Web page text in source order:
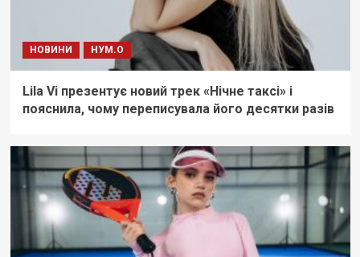
НОВИНИ НУМ.О
Lila Vi презентує новий трек «Нічне таксі» і
пояснила, чому переписувала його десятки разів